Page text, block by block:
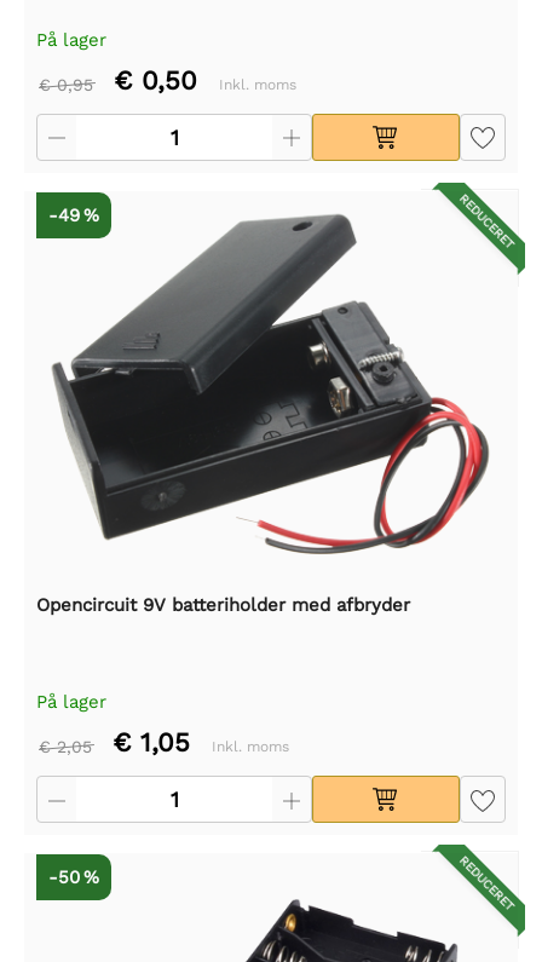
På lager
€ 0,95 € 0,50 Inkl. moms
REDUCERET
-49 %
Opencircuit 9V batteriholder med afbryder
På lager
€ 2,05 € 1,05 Inkl. moms
REDUCERET
-50 %